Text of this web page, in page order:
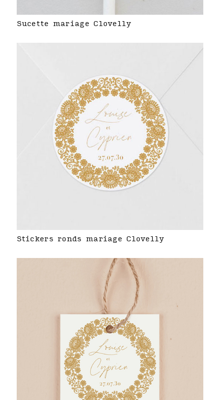
Sucette mariage Clovelly
Stickers ronds mariage Clovelly